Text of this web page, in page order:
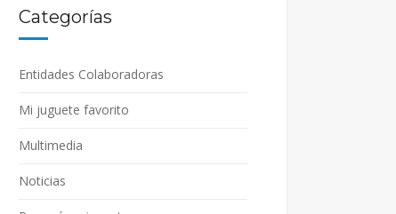
Categorías
Entidades Colaboradoras
Mi juguete favorito
Multimedia
Noticias